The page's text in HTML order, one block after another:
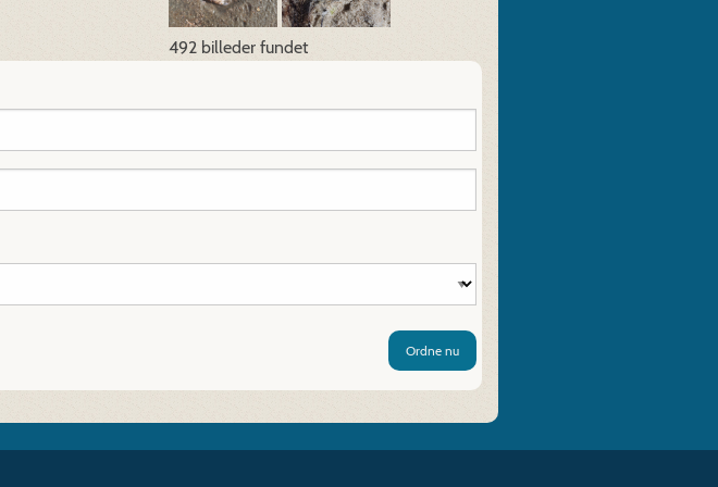
492 billeder fundet
Ordne nu